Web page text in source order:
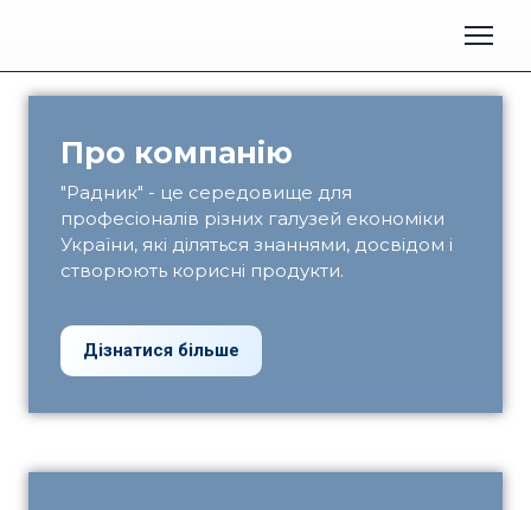
Про компанію
"Радник" - це середовище для
професіоналів різних галузей економіки
України, які діляться знаннями, досвідом і
створюють корисні продукти.
Дізнатися більше